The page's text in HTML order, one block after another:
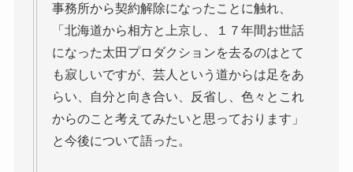
事務所から契約解除になったことに触れ、
「北海道から相方と上京し、１７年間お世話
になった太田プロダクションを去るのはとて
も寂しいですが、芸人という道からは足をあ
らい、自分と向き合い、反省し、色々とこれ
からのこと考えてみたいと思っております」
と今後について語った。